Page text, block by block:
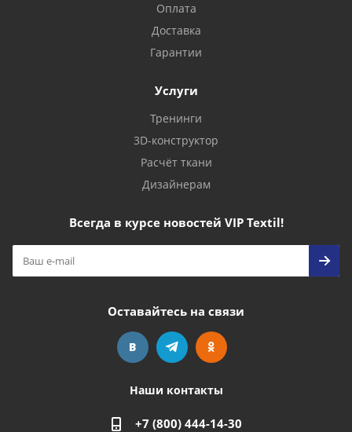
Оплата
Доставка
Гарантии
Услуги
Тренинги
3D-конструктор
Расчёт ткани
Дизайнерам
Всегда в курсе новостей VIP Textil!
Оставайтесь на связи
Наши контакты
+7 (800) 444-14-30